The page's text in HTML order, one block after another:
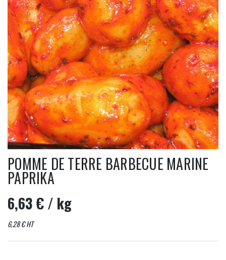
POMME DE TERRE BARBECUE MARINE
PAPRIKA
6,63 €/ kg
6,28 € HT